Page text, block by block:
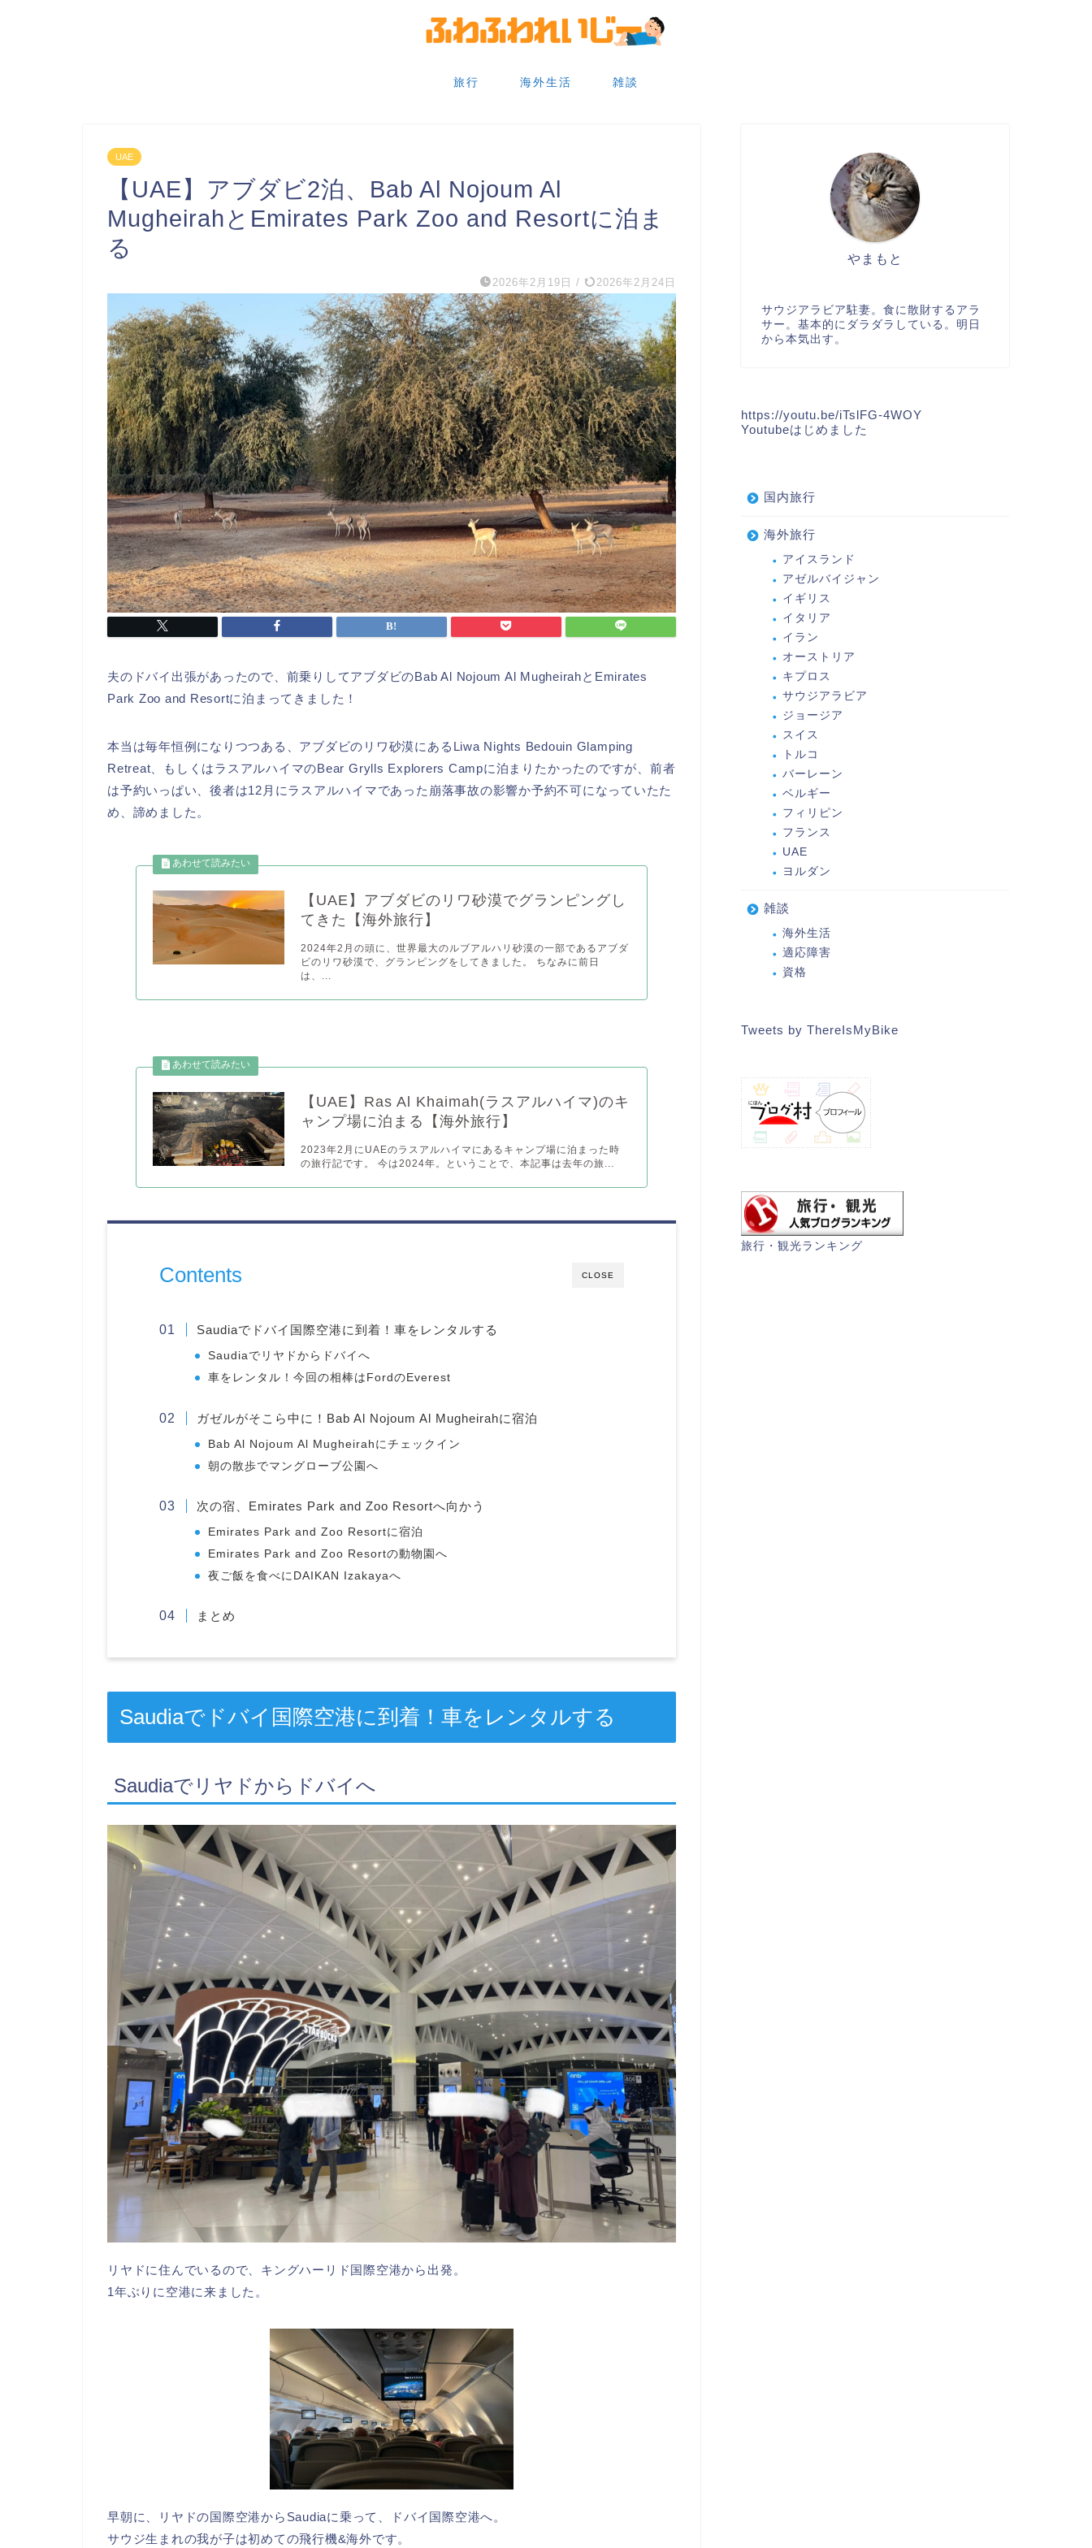
旅行 海外生活 雑談
UAE
【UAE】アブダビ2泊、Bab Al Nojoum Al
MugheirahとEmirates Park Zoo and Resortに泊ま
る
2026年2月19日 / 2026年2月24日
夫のドバイ出張があったので、前乗りしてアブダビのBab Al Nojoum Al MugheirahとEmirates
Park Zoo and Resortに泊まってきました！
本当は毎年恒例になりつつある、アブダビのリワ砂漠にあるLiwa Nights Bedouin Glamping
Retreat、もしくはラスアルハイマのBear Grylls Explorers Campに泊まりたかったのですが、前者
は予約いっぱい、後者は12月にラスアルハイマであった崩落事故の影響か予約不可になっていたた
め、諦めました。
【UAE】アブダビのリワ砂漠でグランピングし
てきた【海外旅行】
2024年2月の頭に、世界最大のルブアルハリ砂漠の一部であるアブダ
ビのリワ砂漠で、グランピングをしてきました。 ちなみに前日
は、...
【UAE】Ras Al Khaimah(ラスアルハイマ)のキ
ャンプ場に泊まる【海外旅行】
2023年2月にUAEのラスアルハイマにあるキャンプ場に泊まった時
の旅行記です。 今は2024年。ということで、本記事は去年の旅...
CLOSE
Contents
Saudiaでドバイ国際空港に到着！車をレンタルする
Saudiaでリヤドからドバイへ
車をレンタル！今回の相棒はFordのEverest
ガゼルがそこら中に！Bab Al Nojoum Al Mugheirahに宿泊
Bab Al Nojoum Al Mugheirahにチェックイン
朝の散歩でマングローブ公園へ
次の宿、Emirates Park and Zoo Resortへ向かう
Emirates Park and Zoo Resortに宿泊
Emirates Park and Zoo Resortの動物園へ
夜ご飯を食べにDAIKAN Izakayaへ
まとめ
Saudiaでドバイ国際空港に到着！車をレンタルする
Saudiaでリヤドからドバイへ
リヤドに住んでいるので、キングハーリド国際空港から出発。
1年ぶりに空港に来ました。
早朝に、リヤドの国際空港からSaudiaに乗って、ドバイ国際空港へ。
サウジ生まれの我が子は初めての飛行機&海外です。
やまもと
サウジアラビア駐妻。食に散財するアラ
サー。基本的にダラダラしている。明日
から本気出す。
https://youtu.be/iTslFG-4WOY
Youtubeはじめました
国内旅行
海外旅行
アイスランド
アゼルバイジャン
イギリス
イタリア
イラン
オーストリア
キプロス
サウジアラビア
ジョージア
スイス
トルコ
バーレーン
ベルギー
フィリピン
フランス
UAE
ヨルダン
雑談
海外生活
適応障害
資格
Tweets by ThereIsMyBike
旅行・観光ランキング